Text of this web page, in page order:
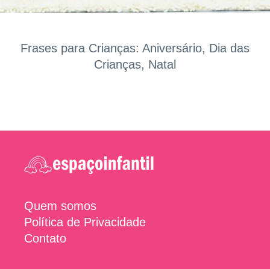
Frases para Crianças: Aniversário, Dia das
Crianças, Natal
Quem somos
Política de Privacidade
Contato